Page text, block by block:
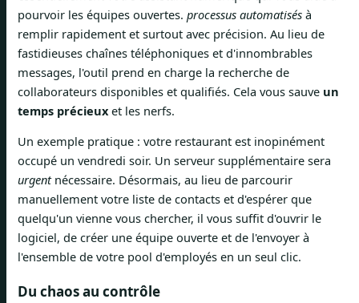
pourvoir les équipes ouvertes. processus automatisés à
remplir rapidement et surtout avec précision. Au lieu de
fastidieuses chaînes téléphoniques et d'innombrables
messages, l'outil prend en charge la recherche de
collaborateurs disponibles et qualifiés. Cela vous sauve un
temps précieux et les nerfs.
Un exemple pratique : votre restaurant est inopinément
occupé un vendredi soir. Un serveur supplémentaire sera
urgentnécessaire. Désormais, au lieu de parcourir
manuellement votre liste de contacts et d'espérer que
quelqu'un vienne vous chercher, il vous suffit d'ouvrir le
logiciel, de créer une équipe ouverte et de l'envoyer à
l'ensemble de votre pool d'employés en un seul clic.
Du chaos au contrôle